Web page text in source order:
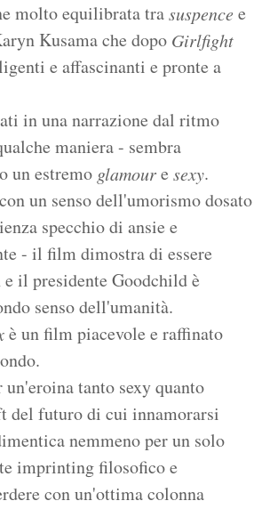
molto equilibrata trasuspence e
Kusama che dopo Girlfight
e affascinanti e pronte a
in una narrazione dal ritmo
maniera - sembra
un estremo glamoure sexy.
un senso dell'umorismo dosato
specchio di ansie e
- il film dimostra di essere
il presidente Goodchild è
senso dell'umanità.
è un film piacevole e raffinato
tanto sexy quanto
del futuro di cui innamorarsi
nemmeno per un solo
imprinting filosofico e
con un'ottima colonna